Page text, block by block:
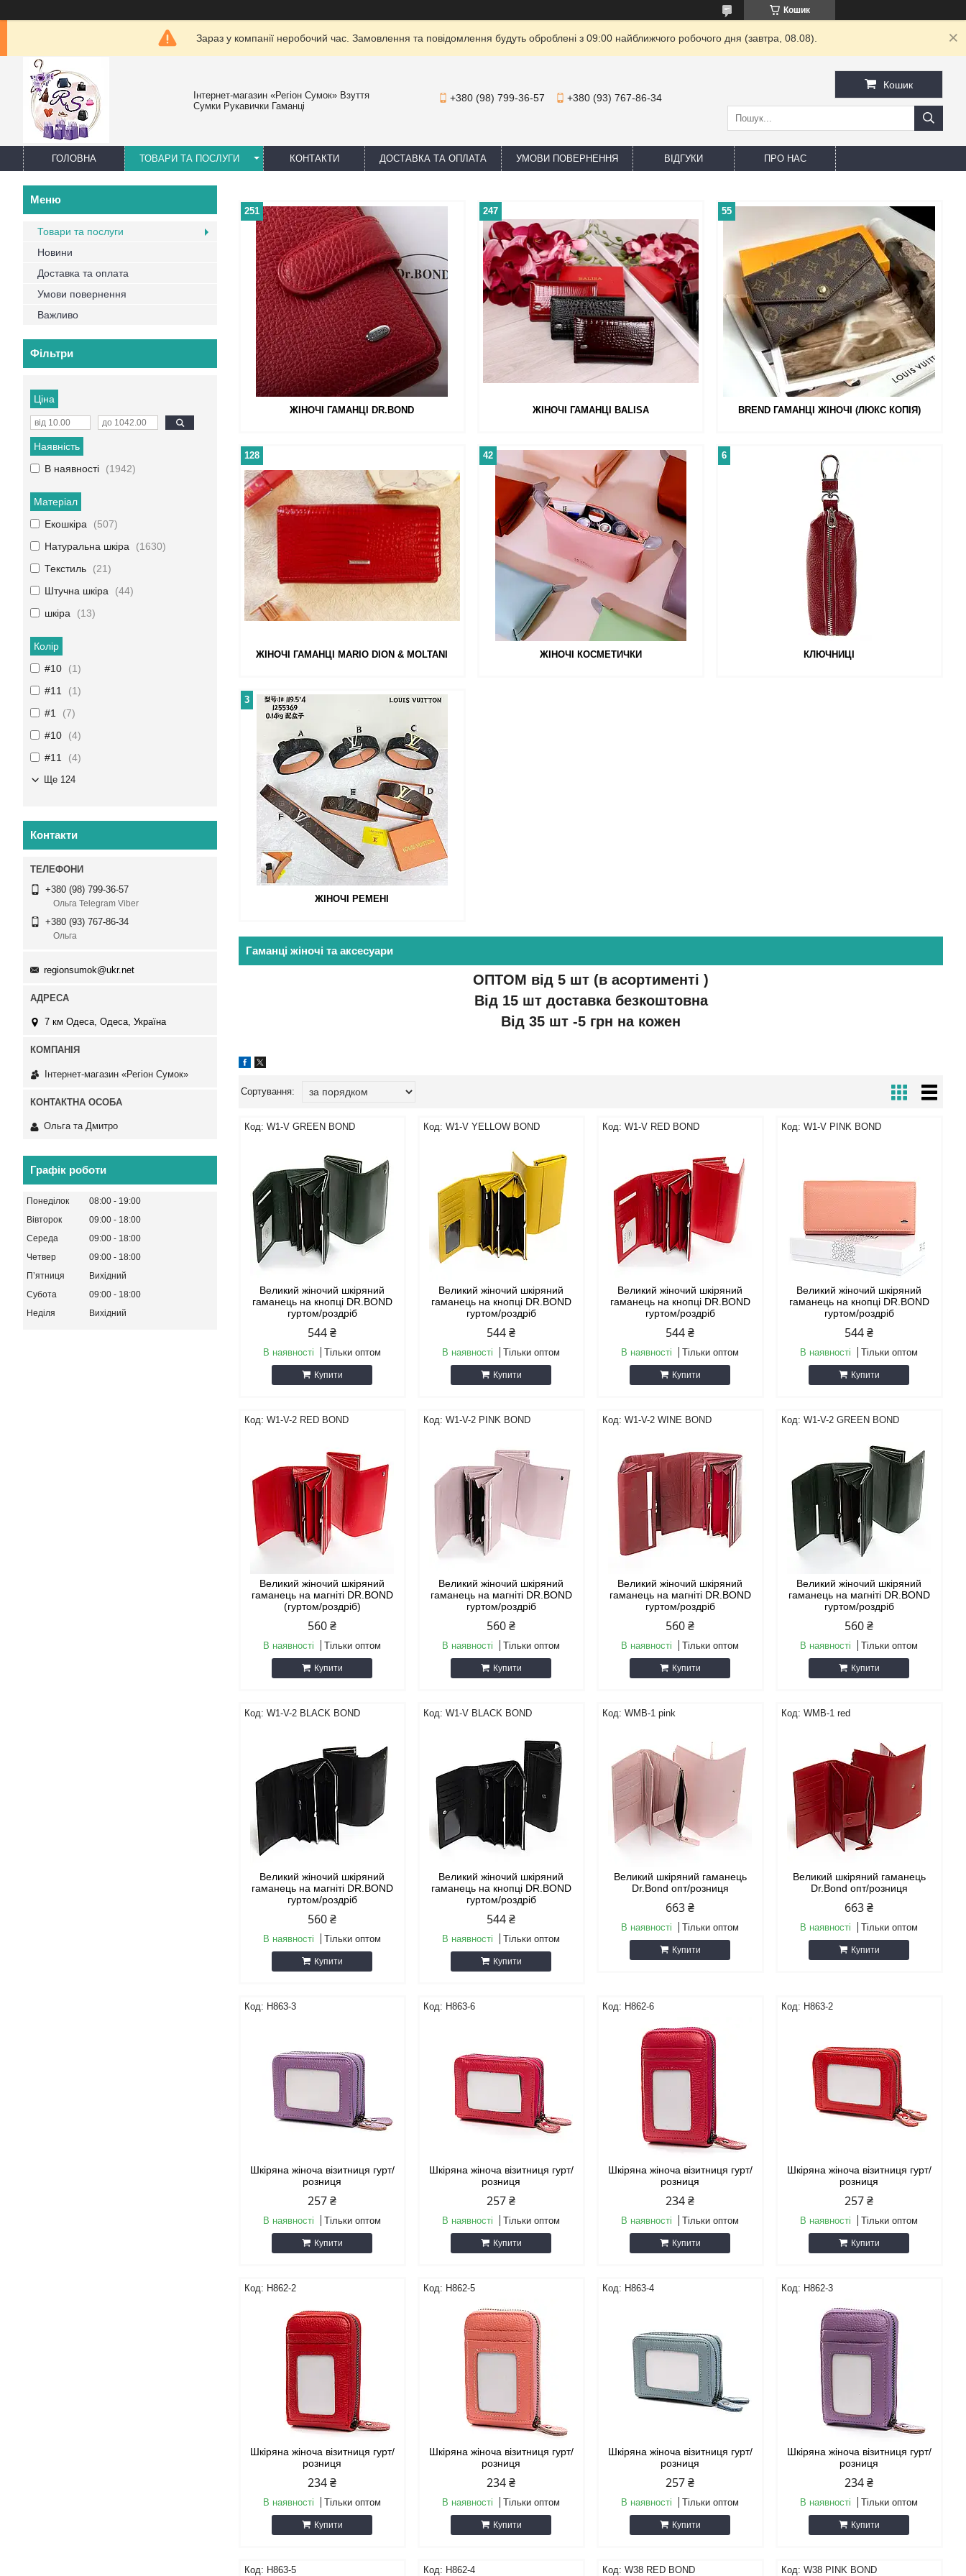
Кошик
Зараз у компанії неробочий час. Замовлення та повідомлення будуть оброблені з 09:00 найближчого робочого дня (завтра, 08.08).
Інтернет-магазин «Регіон Сумок» Взуття
Сумки Рукавички Гаманці
+380 (98) 799-36-57 +380 (93) 767-86-34
Кошик
ГОЛОВНА ТОВАРИ ТА ПОСЛУГИ КОНТАКТИ ДОСТАВКА ТА ОПЛАТА УМОВИ ПОВЕРНЕННЯ ВІДГУКИ ПРО НАС
ЖІНОЧІ ГАМАНЦІ DR.BOND
251
ЖІНОЧІ ГАМАНЦІ BALISA
247
BREND ГАМАНЦІ ЖІНОЧІ (ЛЮКС КОПІЯ)
55
ЖІНОЧІ ГАМАНЦІ MARIO DION & MOLTANI
128
ЖІНОЧІ КОСМЕТИЧКИ
42
КЛЮЧНИЦІ
6
ЖІНОЧІ РЕМЕНІ
3
Гаманці жіночі та аксесуари
ОПТОМ від 5 шт (в асортименті )
Від 15 шт доставка безкоштовна
Від 35 шт -5 грн на кожен
W1-V GREEN BOND
Великий жіночий шкіряний
гаманець на кнопці DR.BOND
гуртом/роздріб
544 ₴
В наявності Тільки оптом
Купити
W1-V YELLOW BOND
Великий жіночий шкіряний
гаманець на кнопці DR.BOND
гуртом/роздріб
544 ₴
В наявності Тільки оптом
Купити
W1-V RED BOND
Великий жіночий шкіряний
гаманець на кнопці DR.BOND
гуртом/роздріб
544 ₴
В наявності Тільки оптом
Купити
W1-V PINK BOND
Великий жіночий шкіряний
гаманець на кнопці DR.BOND
гуртом/роздріб
544 ₴
В наявності Тільки оптом
Купити
W1-V-2 RED BOND
Великий жіночий шкіряний
гаманець на магніті DR.BOND
(гуртом/роздріб)
560 ₴
В наявності Тільки оптом
Купити
W1-V-2 PINK BOND
Великий жіночий шкіряний
гаманець на магніті DR.BOND
гуртом/роздріб
560 ₴
В наявності Тільки оптом
Купити
W1-V-2 WINE BOND
Великий жіночий шкіряний
гаманець на магніті DR.BOND
гуртом/роздріб
560 ₴
В наявності Тільки оптом
Купити
W1-V-2 GREEN BOND
Великий жіночий шкіряний
гаманець на магніті DR.BOND
гуртом/роздріб
560 ₴
В наявності Тільки оптом
Купити
W1-V-2 BLACK BOND
Великий жіночий шкіряний
гаманець на магніті DR.BOND
гуртом/роздріб
560 ₴
В наявності Тільки оптом
Купити
W1-V BLACK BOND
Великий жіночий шкіряний
гаманець на кнопці DR.BOND
гуртом/роздріб
544 ₴
В наявності Тільки оптом
Купити
WMB-1 pink
Великий шкіряний гаманець
Dr.Bond опт/розниця
663 ₴
В наявності Тільки оптом
Купити
WMB-1 red
Великий шкіряний гаманець
Dr.Bond опт/розниця
663 ₴
В наявності Тільки оптом
Купити
H863-3
Шкіряна жіноча візитниця гурт/
розниця
257 ₴
В наявності Тільки оптом
Купити
H863-6
Шкіряна жіноча візитниця гурт/
розниця
257 ₴
В наявності Тільки оптом
Купити
H862-6
Шкіряна жіноча візитниця гурт/
розниця
234 ₴
В наявності Тільки оптом
Купити
H863-2
Шкіряна жіноча візитниця гурт/
розниця
257 ₴
В наявності Тільки оптом
Купити
H862-2
Шкіряна жіноча візитниця гурт/
розниця
234 ₴
В наявності Тільки оптом
Купити
H862-5
Шкіряна жіноча візитниця гурт/
розниця
234 ₴
В наявності Тільки оптом
Купити
H863-4
Шкіряна жіноча візитниця гурт/
розниця
257 ₴
В наявності Тільки оптом
Купити
H862-3
Шкіряна жіноча візитниця гурт/
розниця
234 ₴
В наявності Тільки оптом
Купити
H863-5 H862-4 W38 RED BOND W38 PINK BOND
Товари та послуги
Новини
Доставка та оплата
Умови повернення
Важливо
Фільтри
Ціна
Наявність
В наявності
1942
Матеріал
Екошкіра
507
Натуральна шкіра
1630
Текстиль
21
Штучна шкіра
44
шкіра
13
Колір
#10
1
#11
1
#1
7
#10
4
#11
4
Ще 124
Контакти
+380 (98) 799-36-57
Ольга Telegram Viber
+380 (93) 767-86-34
Ольга
regionsumok@ukr.net
7 км Одеса, Одеса, Україна
Інтернет-магазин «Регіон Сумок»
Ольга та Дмитро
Графік роботи
Понеділок 08:00
19:00
Вівторок
09:00
18:00
Середа
09:00
18:00
Четвер
09:00
18:00
Пʼятниця
Вихідний
Субота
09:00
18:00
Неділя
Вихідний